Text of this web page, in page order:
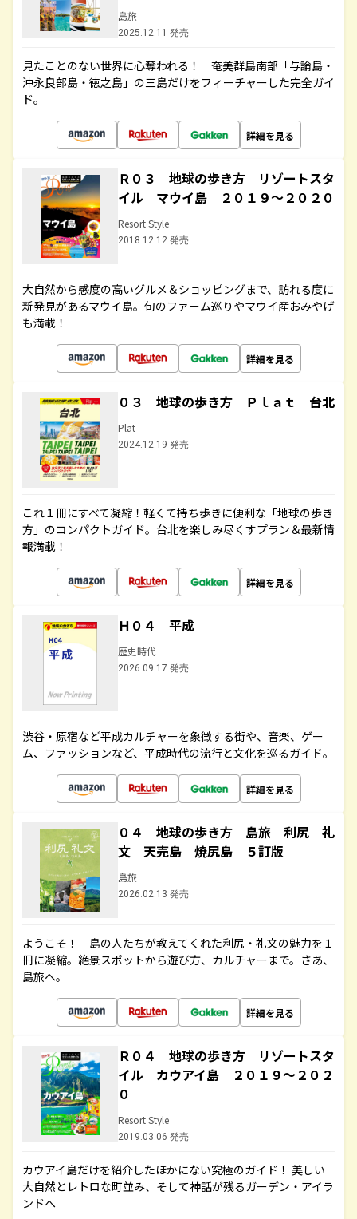
島旅
2025.12.11 発売
見たことのない世界に心奪われる！ 奄美群島南部「与論島・
沖永良部島・徳之島」の三島だけをフィーチャーした完全ガイ
ド。
詳細を見る
Ｒ０３ 地球の歩き方 リゾートスタ
イル マウイ島 ２０１９～２０２０
Resort Style
2018.12.12 発売
大自然から感度の高いグルメ＆ショッピングまで、訪れる度に
新発見があるマウイ島。旬のファーム巡りやマウイ産おみやげ
も満載！
詳細を見る
０３ 地球の歩き方 Ｐｌａｔ 台北
Plat
2024.12.19 発売
これ１冊にすべて凝縮！軽くて持ち歩きに便利な「地球の歩き
方」のコンパクトガイド。台北を楽しみ尽くすプラン＆最新情
報満載！
詳細を見る
Ｈ０４ 平成
歴史時代
2026.09.17 発売
渋谷・原宿など平成カルチャーを象徴する街や、音楽、ゲー
ム、ファッションなど、平成時代の流行と文化を巡るガイド。
詳細を見る
０４ 地球の歩き方 島旅 利尻 礼
文 天売島 焼尻島 ５訂版
島旅
2026.02.13 発売
ようこそ！ 島の人たちが教えてくれた利尻・礼文の魅力を１
冊に凝縮。絶景スポットから遊び方、カルチャーまで。さあ、
島旅へ。
詳細を見る
Ｒ０４ 地球の歩き方 リゾートスタ
イル カウアイ島 ２０１９～２０２
０
Resort Style
2019.03.06 発売
カウアイ島だけを紹介したほかにない究極のガイド！ 美しい
大自然とレトロな町並み、そして神話が残るガーデン・アイラ
ンドへ